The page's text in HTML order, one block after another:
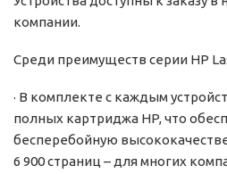
компании.
Среди преимуществ серии HP
· В комплекте с каждым
полных картриджа HP, что
бесперебойную
6 900 страниц – для многих